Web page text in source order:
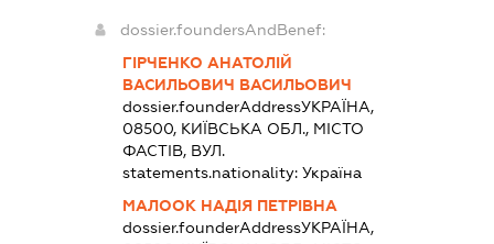
dossier.foundersAndBenef:
ГІРЧЕНКО АНАТОЛІЙ
ВАСИЛЬОВИЧ ВАСИЛЬОВИЧ
dossier.founderAddressУКРАЇНА,
08500, КИЇВСЬКА ОБЛ., МІСТО
ФАСТІВ, ВУЛ.
statements.nationality:Україна
МАЛООК НАДІЯ ПЕТРІВНА
dossier.founderAddressУКРАЇНА,